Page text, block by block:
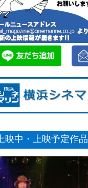
上映中・上映予定作品